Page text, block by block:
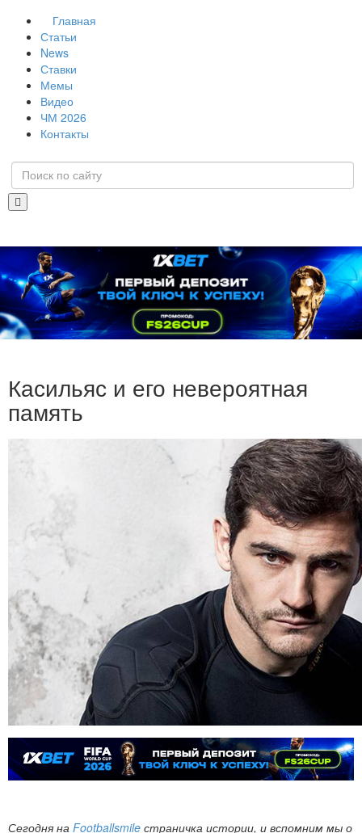
Главная
Статьи
News
Ставки
Мемы
Видео
ЧМ 2026
Контакты
Касильяс и его невероятная
память
Сегодня на Footballsmile страничка истории, и вспомним мы о